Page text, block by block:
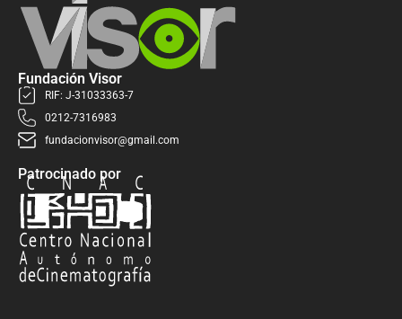
Fundación Visor
RIF: J-31033363-7
0212-7316983
fundacionvisor@gmail.com
Patrocinado por